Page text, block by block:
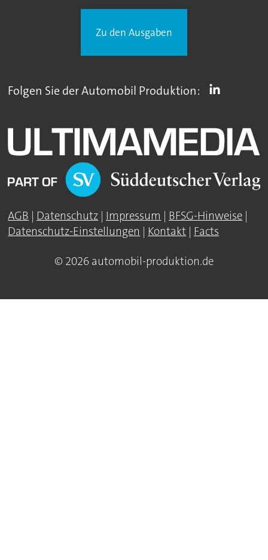
Zu den Ausgaben
Folgen Sie der Automobil Produktion:
AGB | Datenschutz | Impressum | BFSG-Hinweise |
Datenschutz-Einstellungen | Kontakt | Facts
© 2026 automobil-produktion.de